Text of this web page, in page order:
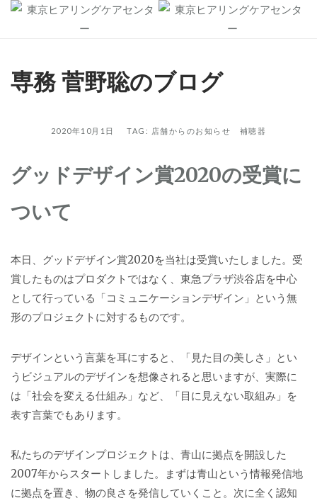
Skip
専務 菅野聡のブログ
務
菅
聡
の
ブ
ロ
グ
2020年10月1日 TAG: 店舗からのお知らせ 補聴器
グッドデザイン賞2020の受賞に
ついて
本日、グッドデザイン賞2020を当社は受賞いたしました。受
賞したものはプロダクトではなく、東急プラザ渋谷店を中心
として行っている「コミュニケーションデザイン」という無
形のプロジェクトに対するものです。
デザインという言葉を耳にすると、「見た目の美しさ」とい
うビジュアルのデザインを想像されると思いますが、実際に
は「社会を変える仕組み」など、「目に見えない取組み」を
表す言葉でもあります。
私たちのデザインプロジェクトは、青山に拠点を開設した
2007年からスタートしました。まずは青山という情報発信地
に拠点を置き、物の良さを発信していくこと。次に全く認知